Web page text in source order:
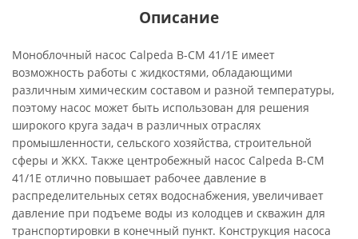
Описание
Моноблочный насос Calpeda B-CM 41/1E имеет
возможность работы с жидкостями, обладающими
различным химическим составом и разной температуры,
поэтому насос может быть использован для решения
широкого круга задач в различных отраслях
промышленности, сельского хозяйства, строительной
сферы и ЖКХ. Также центробежный насос Calpeda B-CM
41/1E отлично повышает рабочее давление в
распределительных сетях водоснабжения, увеличивает
давление при подъеме воды из колодцев и скважин для
транспортировки в конечный пункт. Конструкция насоса